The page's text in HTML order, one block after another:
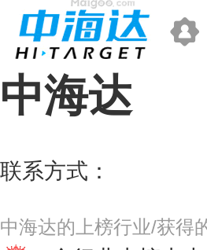
中海达
联系方式：
中海达的上榜行业/获得